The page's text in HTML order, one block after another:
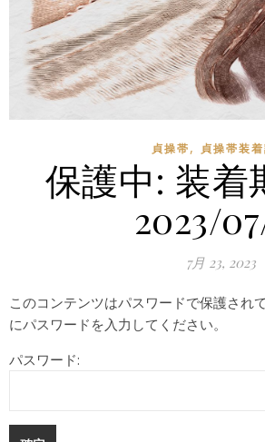
貞操帯, 貞操帯装
保護中: 装着
2023/
7月 23, 2023
このコンテンツはパスワードで保護され
にパスワードを入力してください。
パスワード: